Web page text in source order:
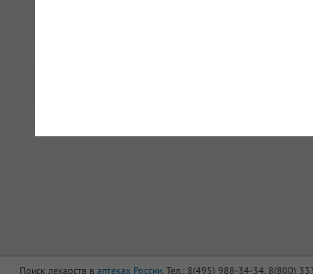
Поиск лекарств в аптеках России. Тел.: 8(495) 988-34-34, 8(800)